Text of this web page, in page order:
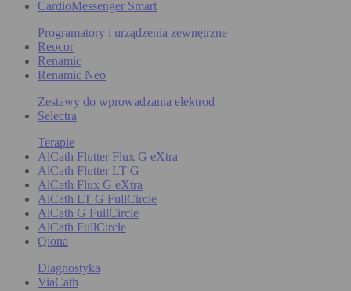
CardioMessenger Smart
Programatory i urządzenia zewnętrzne
Reocor
Renamic
Renamic Neo
Zestawy do wprowadzania elektrod
Selectra
Terapie
AlCath Flutter Flux G eXtra
AlCath Flutter LT G
AlCath Flux G eXtra
AlCath LT G FullCircle
AlCath G FullCircle
AlCath FullCircle
Qiona
Diagnostyka
ViaCath